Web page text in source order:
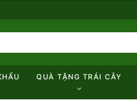
QUÀ TẶNG TRÁI CÂY